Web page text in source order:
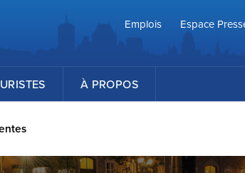
Emplois
Espace
À PROPOS